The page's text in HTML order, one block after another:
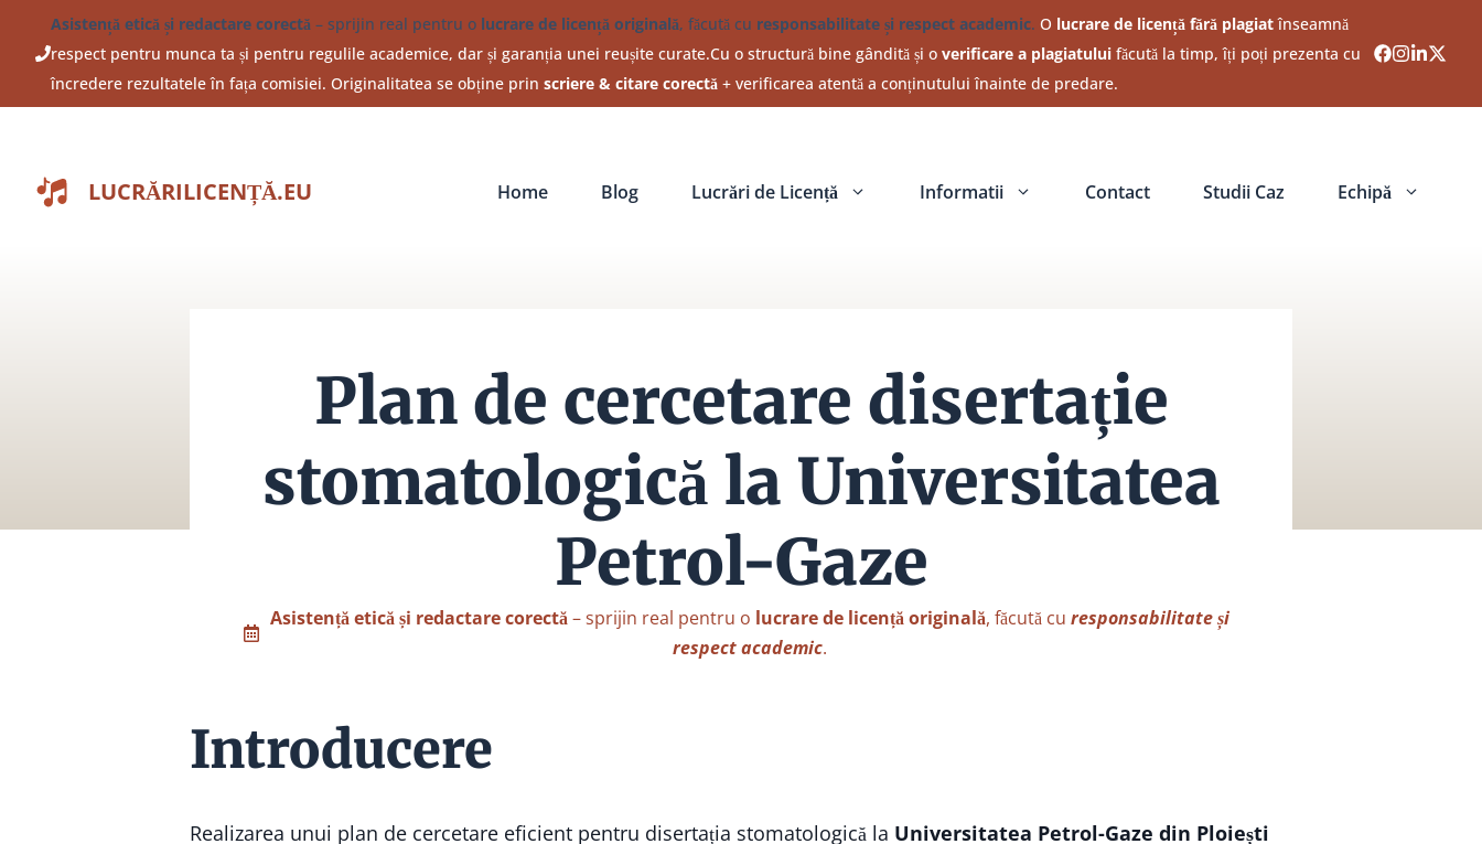
conținut
Asistență etică și redactare corectă– sprijin real pentru o lucrare de licență originală, făcută cu responsabilitate și respect academic. O lucrare de licență fără plagiatînseamnă
respect pentru munca ta și pentru regulile academice, dar și garanția unei reușite curate.Cu o structură bine gândită și overificare a plagiatului făcută la timp, îți poți prezenta cu
încredere rezultatele în fața comisiei. Originalitatea se obține prinscriere & citare corectă + verificarea atentă a conținutului înainte de predare.
LUCRĂRILICENȚĂ.EU Home Blog Lucrări de Licență Informatii Contact Studii Caz Echipă
Plan de cercetare disertație
stomatologică la Universitatea
Petrol-Gaze
Asistență etică și redactare corectă– sprijin real pentru o lucrare de licență originală, făcută cu responsabilitate și
respect academic.
Introducere
Realizarea unui plan de cercetare eficient pentru disertația stomatologică la Universitatea Petrol-Gaze din Ploiești